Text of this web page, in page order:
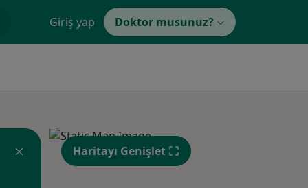
Giriş yap Doktor musunuz?
Haritayı Genişlet